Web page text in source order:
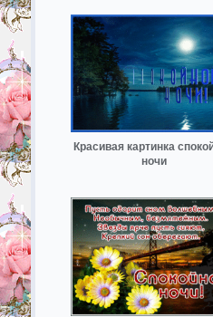
Красивая картинка
ночи